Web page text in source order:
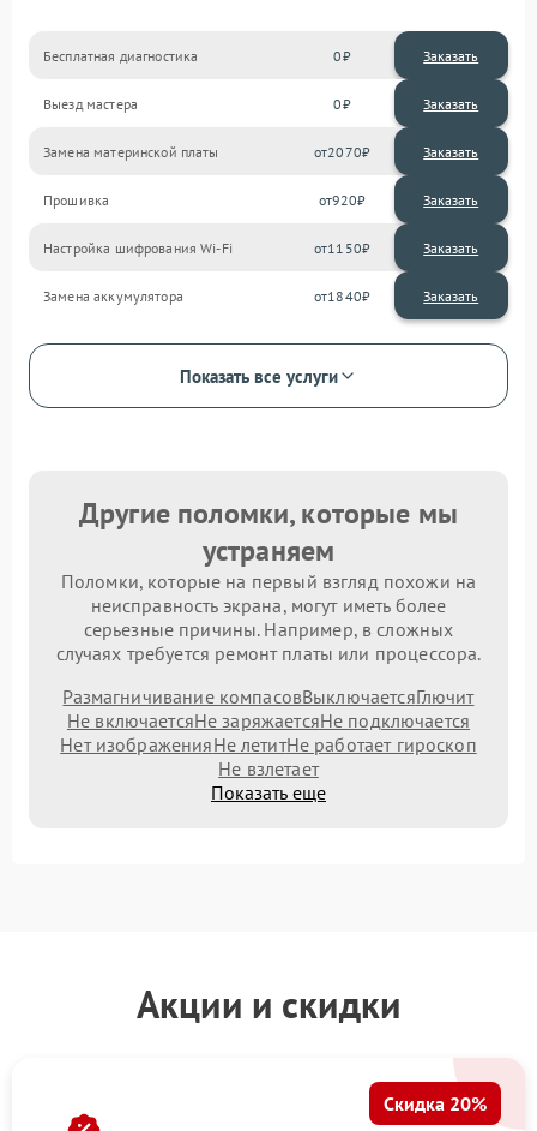
Бесплатная диагностика 0 Заказать
Выезд мастера 0 Заказать
Замена материнской платы 2070
Прошивка 920
Настройка шифрования Wi-Fi 1150
Замена аккумулятора 1840
Показать все услуги
Другие поломки, которые мы
устраняем
Поломки, которые на первый взгляд похожи на
неисправность экрана, могут иметь более
серьезные причины. Например, в сложных
случаях требуется ремонт платы или процессора.
Размагничивание компасовВыключаетсяГлючит
Не включаетсяНе заряжаетсяНе подключается
Нет изображенияНе летитНе работает гироскоп
Не взлетает
Показать еще
Акции и скидки
Скидка 20%